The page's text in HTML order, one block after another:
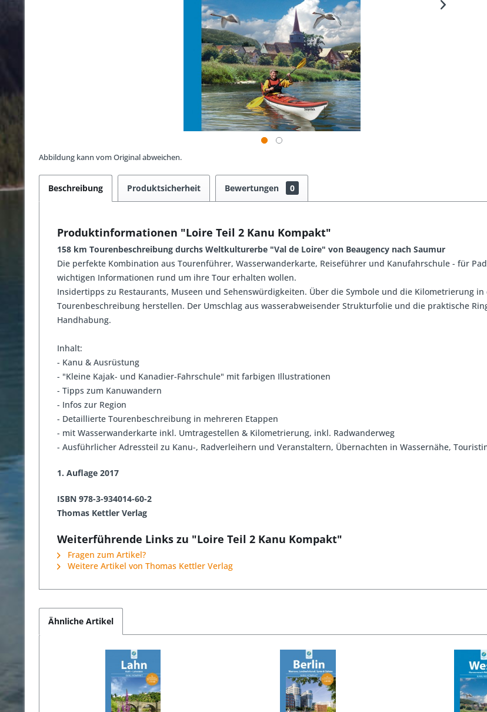
Abbildung kann vom Original abweichen.
Beschreibung Produktsicherheit Bewertungen 0
Produktinformationen "Loire Teil 2 Kanu Kompakt"
158 km Tourenbeschreibung durchs Weltkulturerbe "Val de Loire" von Beaugency nach Saumur
Die perfekte Kombination aus Tourenführer, Wasserwanderkarte, Reiseführer und Kanufahrschule - für
wichtigen Informationen rund um ihre Tour erhalten wollen.
Insidertipps zu Restaurants, Museen und Sehenswürdigkeiten. Über die Symbole und die Kilometrierung
Tourenbeschreibung herstellen. Der Umschlag aus wasserabweisender Strukturfolie und die praktische
Handhabung.
Inhalt:
- Kanu & Ausrüstung
- "Kleine Kajak- und Kanadier-Fahrschule" mit farbigen Illustrationen
- Tipps zum Kanuwandern
- Infos zur Region
- Detaillierte Tourenbeschreibung in mehreren Etappen
- mit Wasserwanderkarte inkl. Umtragestellen & Kilometrierung, inkl. Radwanderweg
- Ausführlicher Adressteil zu Kanu-, Radverleihern und Veranstaltern, Übernachten in Wassernähe,
1. Auflage 2017
ISBN 978-3-934014-60-2
Thomas Kettler Verlag
Weiterführende Links zu "Loire Teil 2 Kanu Kompakt"
Fragen zum Artikel?
Weitere Artikel von Thomas Kettler Verlag
Ähnliche Artikel